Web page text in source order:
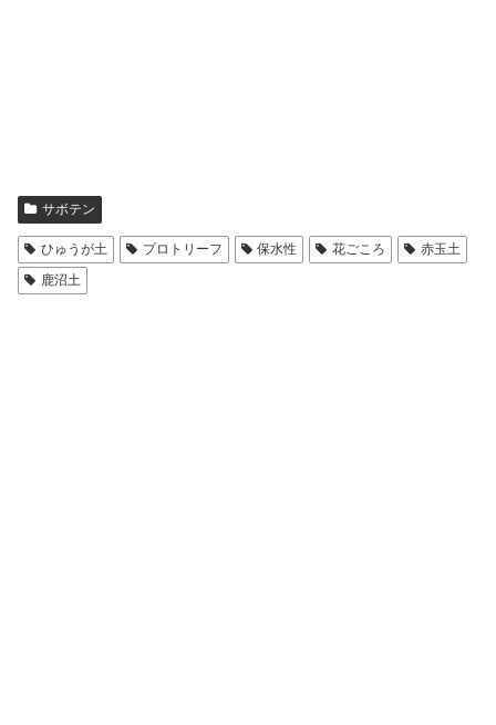
サボテン
ひゅうが土 プロトリーフ 保水性 花ごころ
赤玉土
鹿沼土